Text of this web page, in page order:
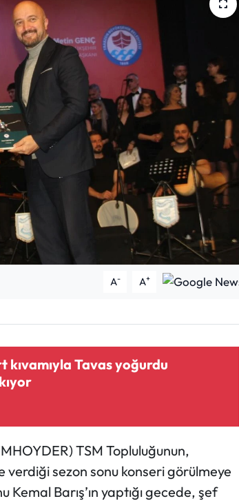
A- A+
kıvamıyla Tavas yoğurdu
TSM Topluluğunun,
sezon sonu konseri görülmeye
Barış’ın yaptığı gecede, şef